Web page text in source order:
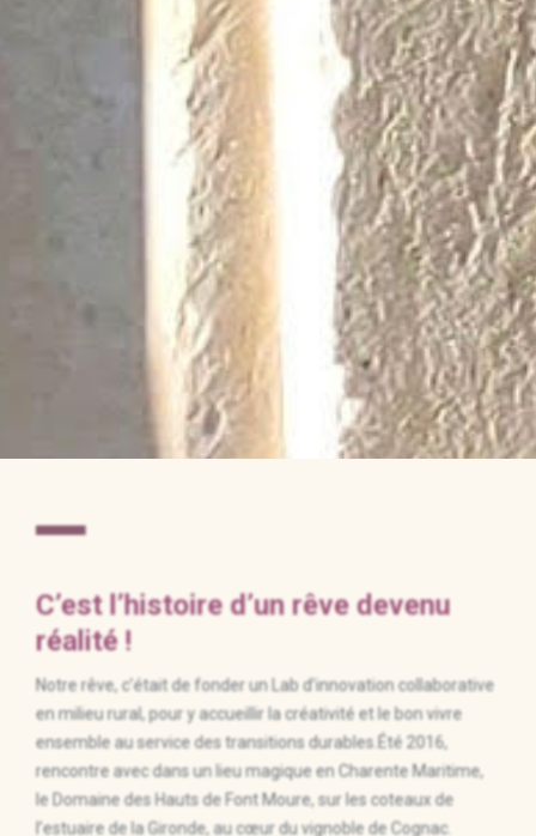
C’est l’histoire d’un rêve devenu
réalité !
Notre rêve, c’était de fonder un Lab d’innovation collaborative
en milieu rural, pour y accueillir la créativité et le bon vivre
ensemble au service des transitions durables.Été 2016,
rencontre avec dans un lieu magique en Charente Maritime,
le Domaine des Hauts de Font Moure, sur les coteaux de
l’estuaire de la Gironde, au cœur du vignoble de Cognac.